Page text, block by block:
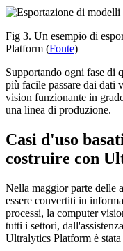
Fig 3. Un esempio di
Platform (Fonte)
Supportando ogni fase di
più facile passare dai dati
vision funzionante in
una linea di produzione.
Casi d'uso
costruire con
Nella maggior parte delle
essere convertiti in
processi, la computer
tutti i settori,
Ultralytics Platform è